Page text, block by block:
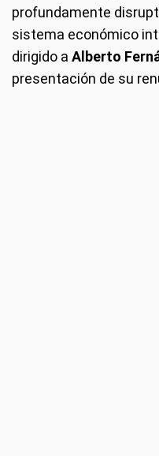
profundamente
sistema económico
dirigido a Alberto
presentación de su